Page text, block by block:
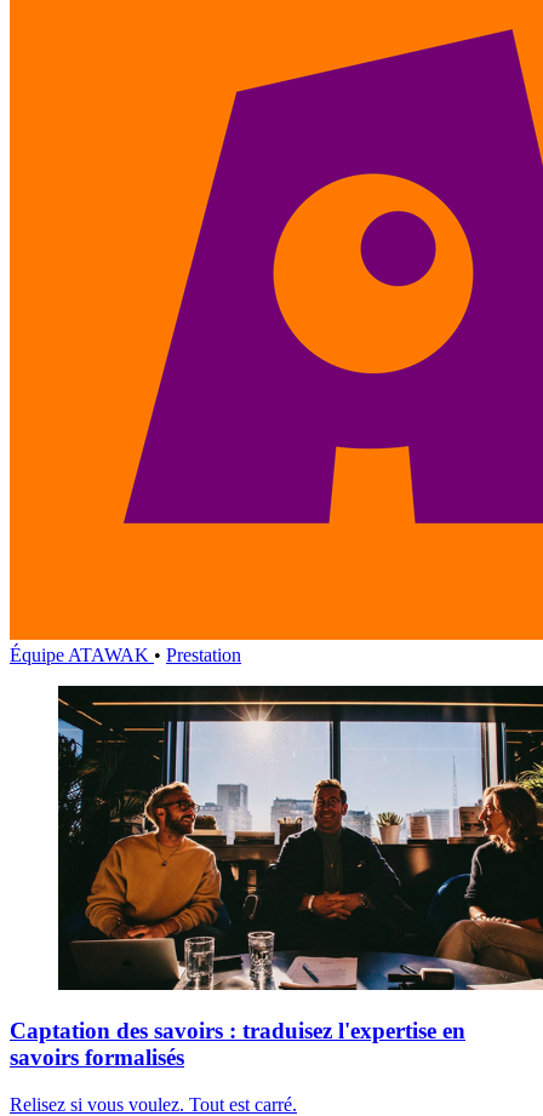
Équipe ATAWAK • Prestation
Captation des savoirs : traduisez l'expertise en
savoirs formalisés
Relisez si vous voulez. Tout est carré.